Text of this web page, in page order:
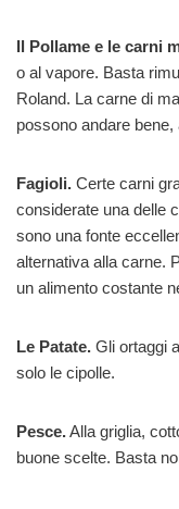
Il Pollame e le carni
o al vapore. Basta
Roland. La carne di
possono andare
Fagioli. Certe carni
considerate una delle
sono una fonte
alternativa alla carne.
un alimento costante
Le Patate. Gli ortaggi
solo le cipolle.
Pesce.Alla griglia,
buone scelte. Basta